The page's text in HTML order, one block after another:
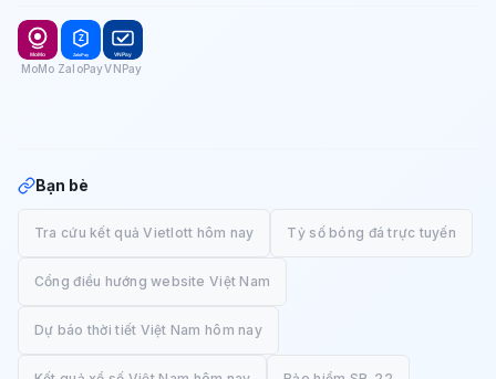
MoMo ZaloPayVNPay
Bạn bè
Tra cứu kết quả Vietlott hôm nay Tỷ số bóng đá trực tuyến
Cổng điều hướng website Việt Nam
Dự báo thời tiết Việt Nam hôm nay